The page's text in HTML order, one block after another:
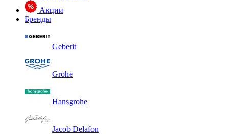
Акции
Бренды
Geberit
Grohe
Hansgrohe
Jacob Delafon